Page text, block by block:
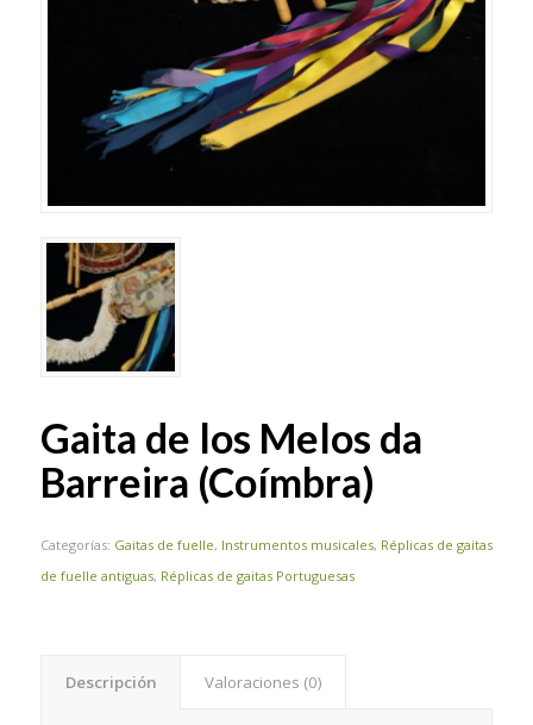
Gaita de los Melos da
Barreira (Coímbra)
Categorías: Gaitas de fuelle, Instrumentos musicales, Réplicas de gaitas
de fuelle antiguas, Réplicas de gaitas Portuguesas
Descripción Valoraciones (0)